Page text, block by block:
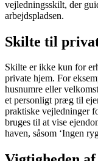
vejledningsskilt, der
arbejdspladsen.
Skilte til
Skilte er ikke kun for
private hjem. For
husnumre eller
et personligt præg til
praktiske vejledninger
bruges til at vise
haven, såsom ‘Ingen